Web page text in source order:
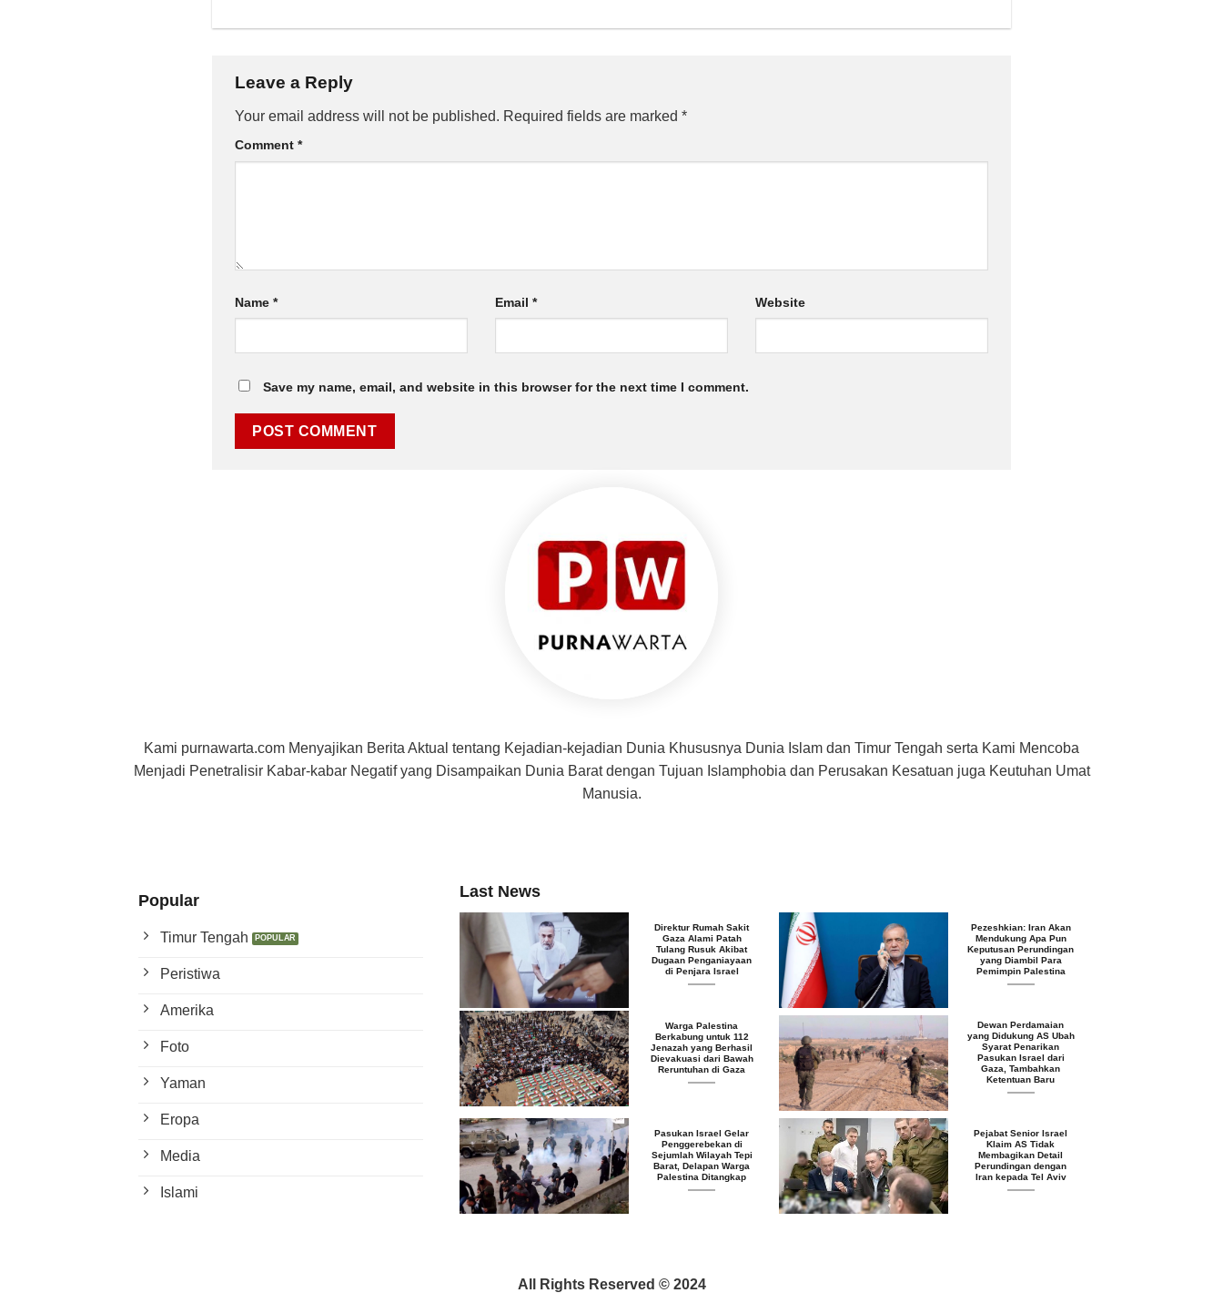
Leave a Reply
Your email address will not be published. Required fields are marked *
Comment *
Name * Email * Website
Save my name, email, and website in this browser for the next time I comment.
Kami purnawarta.com Menyajikan Berita Aktual tentang Kejadian-kejadian Dunia Khususnya Dunia Islam dan Timur Tengah serta Kami Mencoba
Menjadi Penetralisir Kabar-kabar Negatif yang Disampaikan Dunia Barat dengan Tujuan Islamphobia dan Perusakan Kesatuan juga Keutuhan Umat
Manusia.
Popular
Timur Tengah
Peristiwa
Amerika
Foto
Yaman
Eropa
Media
Islami
Last News
Direktur Rumah Sakit
Gaza Alami Patah
Tulang Rusuk Akibat
Dugaan Penganiayaan
di Penjara Israel
Pezeshkian: Iran Akan
Mendukung Apa Pun
Keputusan Perundingan
yang Diambil Para
Pemimpin Palestina
Warga Palestina
Berkabung untuk 112
Jenazah yang Berhasil
Dievakuasi dari Bawah
Reruntuhan di Gaza
Dewan Perdamaian
yang Didukung AS Ubah
Syarat Penarikan
Pasukan Israel dari
Gaza, Tambahkan
Ketentuan Baru
Pasukan Israel Gelar
Penggerebekan di
Sejumlah Wilayah Tepi
Barat, Delapan Warga
Palestina Ditangkap
Pejabat Senior Israel
Klaim AS Tidak
Membagikan Detail
Perundingan dengan
Iran kepada Tel Aviv
All Rights Reserved © 2024